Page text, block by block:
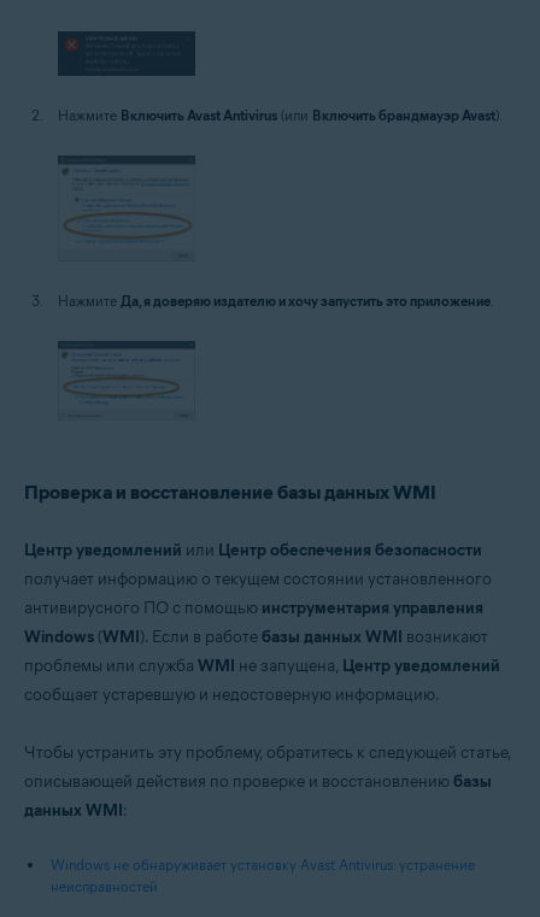
Нажмите Включить Avast Antivirus (или Включить брандмауэр Avast).
Нажмите Да, я доверяю издателю и хочу запустить это приложение
Проверка и восстановление базы данных WMI
Центр уведомлений или Центр обеспечения безопасности
получает информацию о текущем состоянии установленного
антивирусного ПО с помощью инструментария управления
Windows (WMI). Если в работебазы данных WMI возникают
проблемы или служба WMI не запущена, Центр уведомлений
сообщает устаревшую и недостоверную информацию.
Чтобы устранить эту проблему, обратитесь к следующей статье,
описывающей действия по проверке и восстановлениюбазы
данных WMI:
Windows не обнаруживает установку Avast Antivirus: устранение
неисправностей